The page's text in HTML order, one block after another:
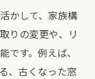
かして、家族構
りの変更や、リ
です。例えば、
、古くなった窓